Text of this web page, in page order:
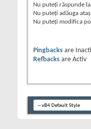
Nu puteţi răspunde
Nu puteţi adăuga
Nu puteţi modifica
Pingbacks are
Refbacks are Activ